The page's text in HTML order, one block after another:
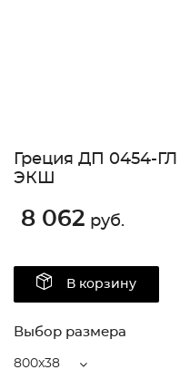
Греция ДП 0454-
ЭКШ
8 062 руб.
В корзину
Выбор размера
800x38